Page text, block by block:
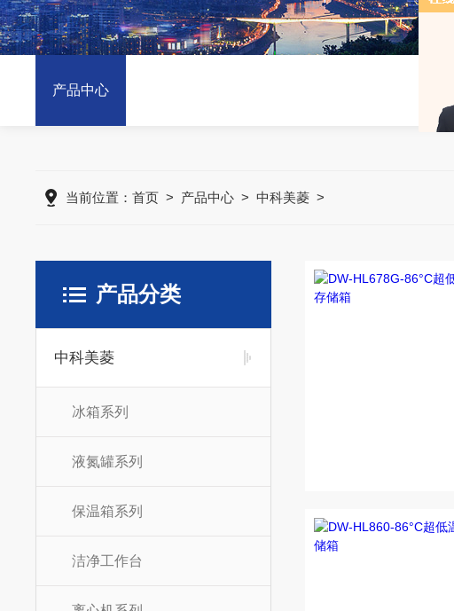
产品中心
当前位置：首页 > 产品中心 >中科美菱 >
产品分类
中科美菱
冰箱系列
液氮罐系列
保温箱系列
洁净工作台